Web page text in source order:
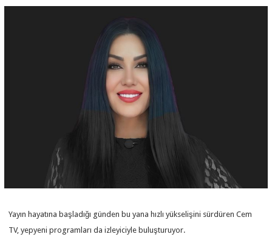
Yayın hayatına başladığı günden bu yana hızlı yükselişini sürdüren Cem
TV, yepyeni programları da izleyiciyle buluşturuyor.